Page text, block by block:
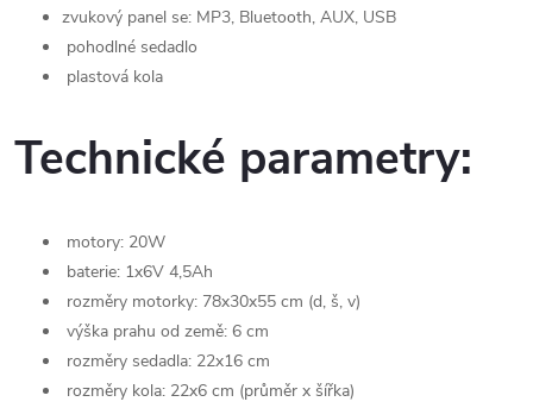
zvukový panel se: MP3, Bluetooth, AUX, USB
pohodlné sedadlo
plastová kola
Technické parametry:
motory: 20W
baterie: 1x6V 4,5Ah
rozměry motorky: 78x30x55 cm (d, š, v)
výška prahu od země: 6 cm
rozměry sedadla: 22x16 cm
rozměry kola: 22x6 cm (průměr x šířka)